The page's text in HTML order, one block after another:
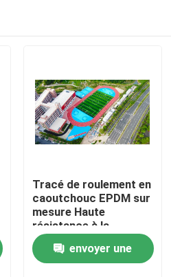
Tracé de roulement en
caoutchouc EPDM sur
mesure Haute
résistance à la
traction de 0,88
N/Mm2envoyer une